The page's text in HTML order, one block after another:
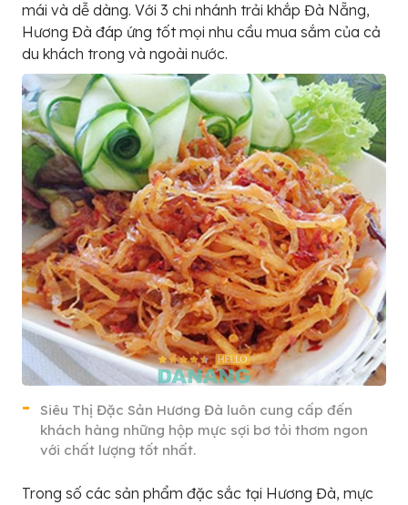
mái và dễ dàng. Với 3 chi nhánh trải khắp Đà Nẵng,
Hương Đà đáp ứng tốt mọi nhu cầu mua sắm của cả
du khách trong và ngoài nước.
Siêu Thị Đặc Sản Hương Đà luôn cung cấp đến
khách hàng những hộp mực sợi bơ tỏi thơm ngon
với chất lượng tốt nhất.
Trong số các sản phẩm đặc sắc tại Hương Đà, mực